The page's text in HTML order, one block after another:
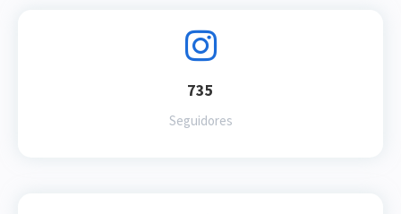
735
Seguidores